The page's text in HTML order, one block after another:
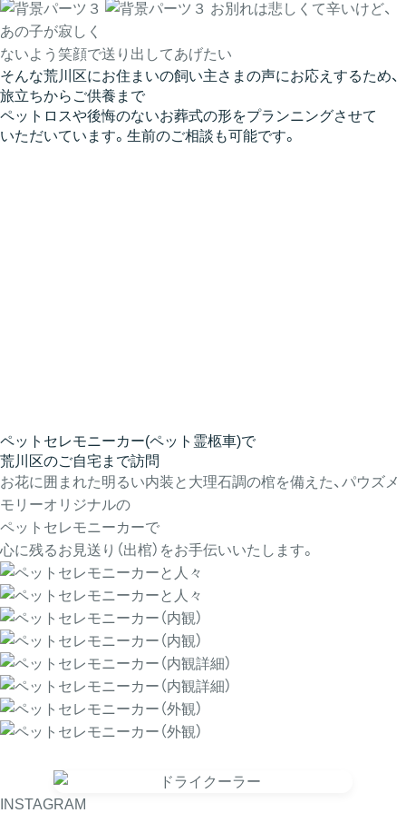
お別れは悲しくて辛いけど、
あの子が寂しく
ないよう笑顔で送り出してあげたい
そんな荒川区にお住まいの飼い主さまの声にお応えするため、
旅立ちからご供養まで
ペットロスや後悔のないお葬式の形をプランニングさせて
いただいています。 生前のご相談も可能です。
ペットセレモニーカー(ペット霊柩車)で
荒川区のご自宅まで訪問
お花に囲まれた明るい内装と大理石調の棺を備えた、パウズメ
モリーオリジナルの
ペットセレモニーカーで
心に残るお見送り（出棺）をお手伝いいたします。
INSTAGRAM